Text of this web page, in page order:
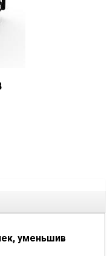
уменьшив